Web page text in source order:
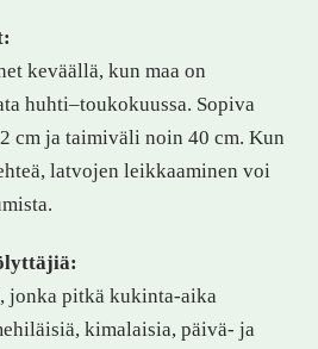
keväällä, kun maa on
huhti–toukokuussa. Sopiva
cm ja taimiväli noin 40 cm. Kun
latvojen leikkaaminen voi
jonka pitkä kukinta-aika
kimalaisia, päivä- ja